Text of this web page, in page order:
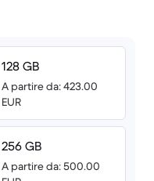
128 GB
A partire da: 423.00
EUR
256 GB
A partire da: 500.00